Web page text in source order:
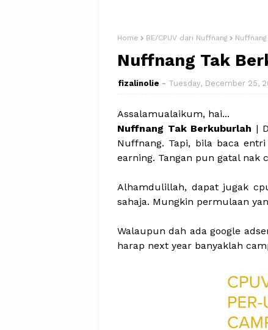
Home BE/CPUV dari Nuffnang
Nuffnang Tak
fizalinolie Tuesday, December 25,
Assalamualaikum, hai...
Nuffnang Tak Berkuburlah |
Nuffnang. Tapi, bila baca
earning. Tangan pun gatal nak
Alhamdulillah, dapat jugak
sahaja. Mungkin permulaan
Walaupun dah ada google
harap next year banyaklah